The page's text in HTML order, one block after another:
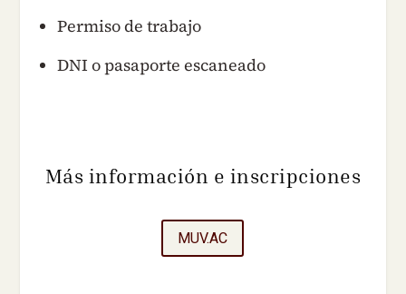
Permiso de trabajo
DNI o pasaporte escaneado
Más información e inscripciones
MUV.AC